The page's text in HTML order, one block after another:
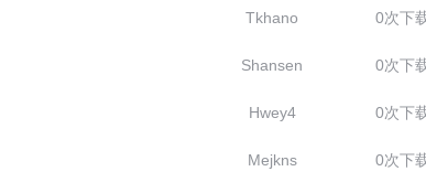
Tkhano 0次下
Shansen 0次下
Hwey4 0次下
Mejkns 0次下